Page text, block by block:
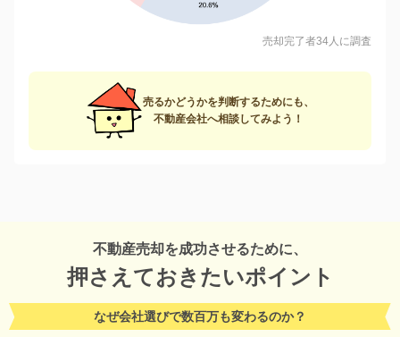
売却完了者34人に調査
売るかどうかを判断するためにも、
不動産会社へ相談してみよう！
不動産売却を成功させるために、
押さえておきたいポイント
なぜ会社選びで数百万も変わるのか？